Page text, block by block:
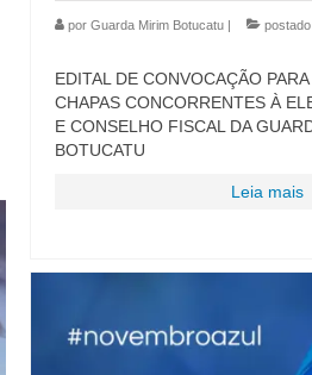
por Guarda Mirim Botucatu
EDITAL DE CONVOCAÇÃO
CHAPAS CONCORRENTES À
E CONSELHO FISCAL DA
BOTUCATU
Leia mais